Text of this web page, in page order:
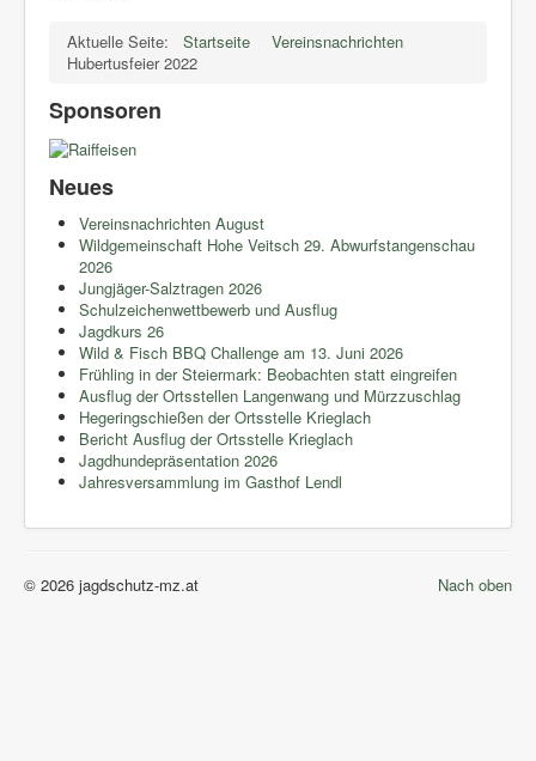
Aktuelle Seite: Startseite
Vereinsnachrichten
Hubertusfeier 2022
Sponsoren
Neues
Vereinsnachrichten August
Wildgemeinschaft Hohe Veitsch 29. Abwurfstangenschau
2026
Jungjäger-Salztragen 2026
Schulzeichenwettbewerb und Ausflug
Jagdkurs 26
Wild & Fisch BBQ Challenge am 13. Juni 2026
Frühling in der Steiermark: Beobachten statt eingreifen
Ausflug der Ortsstellen Langenwang und Mürzzuschlag
Hegeringschießen der Ortsstelle Krieglach
Bericht Ausflug der Ortsstelle Krieglach
Jagdhundepräsentation 2026
Jahresversammlung im Gasthof Lendl
Nach oben
© 2026 jagdschutz-mz.at